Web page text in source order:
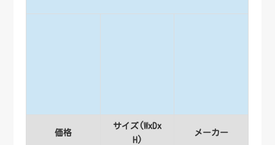
価格
サイズ(WxDx
H)
メーカー